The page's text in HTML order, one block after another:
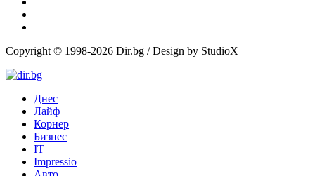
Copyright © 1998-2026 Dir.bg / Design by StudioX
Днес
Лайф
Корнер
Бизнес
IT
Impressio